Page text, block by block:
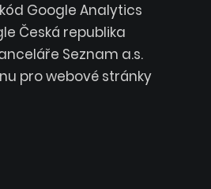
Google Analytics
Česká republika
Seznam a.s.
pro webové stránky